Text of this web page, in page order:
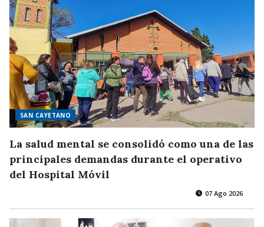
SAN CAYETANO
La salud mental se consolidó como una de las
principales demandas durante el operativo
del Hospital Móvil
07 Ago 2026